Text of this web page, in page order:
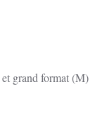
grand format (M)